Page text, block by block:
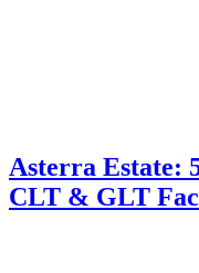
Asterra Estate:
CLT & GLT